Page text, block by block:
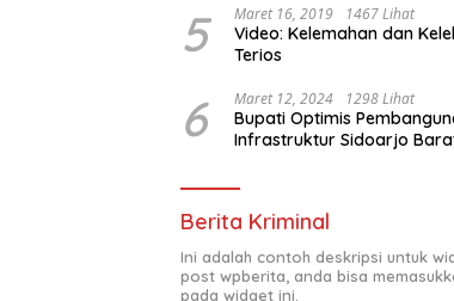
(ODL) TK, PAUD, SD, SMP/
KOTA
5 Maret 16, 2019 1467 Lihat
Video: Kelemahan dan
Terios
6 Maret 12, 2024 1298 Lihat
Bupati Optimis
Infrastruktur Sidoarjo
Berita Kriminal
Ini adalah contoh deskripsi untuk
post wpberita, anda bisa
pada widget ini.